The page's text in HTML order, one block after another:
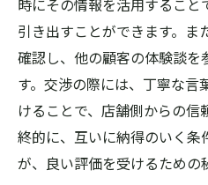
時にその情報を活用すること
引き出すことができます。ま
確認し、他の顧客の体験談を
す。交渉の際には、丁寧な
けることで、店舗側からの信
終的に、互いに納得のいく条
が、良い評価を受けるための